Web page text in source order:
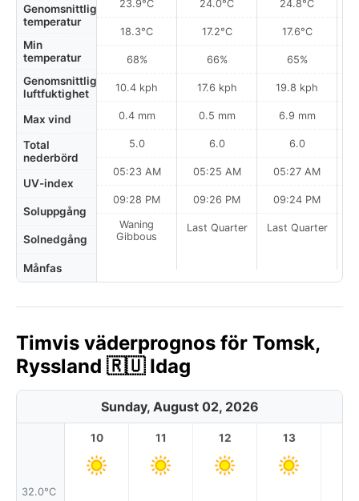
Genomsnittlig
temperatur
Min
temperatur
Genomsnittlig
luftfuktighet
Max vind
Total
nederbörd
UV-index
Soluppgång
Solnedgång
Månfas
23.9°C
18.3°C
68%
10.4 kph
0.4 mm
5.0
05:23 AM
09:28 PM
Waning
Gibbous
24.0°C
17.2°C
66%
17.6 kph
0.5 mm
6.0
05:25 AM
09:26 PM
Last Quarter
24.8°C
17.6°C
65%
19.8 kph
6.9 mm
6.0
05:27 AM
09:24 PM
Last Quarter
Timvis väderprognos för Tomsk,
Ryssland 🇷🇺 Idag
Sunday, August 02, 2026
32.0°C
10 11 12 13